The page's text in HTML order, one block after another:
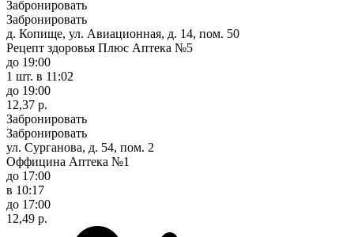
Забронировать
Забронировать
д. Копище, ул. Авиационная, д. 14, пом. 50
Рецепт здоровья Плюс Аптека №5
до 19:00
1 шт. в 11:02
до 19:00
12,37 р.
Забронировать
Забронировать
ул. Сурганова, д. 54, пом. 2
Оффицина Аптека №1
до 17:00
в 10:17
до 17:00
12,49 р.